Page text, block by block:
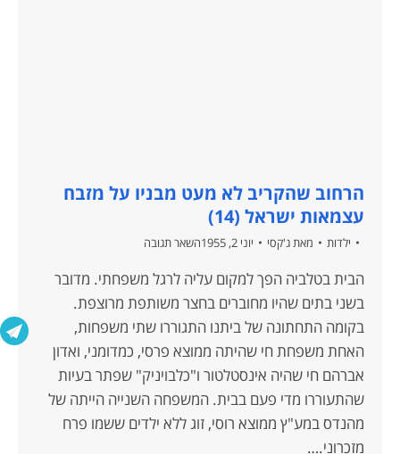
הרחוב שהקריב לא מעט מבניו על מזבח
עצמאות ישראל (14)
ילדות מאת ג'קסי יוני 2, 1955 השאר תגובה
הבית בטלביה הפך למקום עליה לרגל משפחתי. מדובר
בשני בתים שהיו מחוברים בחצר משותפת מרוצפת.
בקומה התחתונה של ביתנו התגוררו שתי משפחות,
האחת משפחת חי שהיתה ממוצא פרסי, כמדומני, ואדון
אברהם חי שהיה אינסטלטור ו"כלבויניק" שפתר בעיות
שהתעוררו מדי פעם בבית. המשפחה השנייה הייתה של
מהנדס במע"ץ ממוצא רוסי, זוג ללא ילדים ששמו פרח
מזכרוני.…